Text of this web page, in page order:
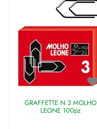
GRAFFETTE N.3 MOLHO
LEONE 100pz